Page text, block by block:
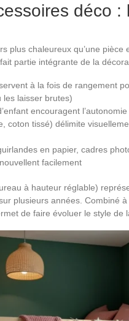
déco :
plus chaleureux qu’une pièce
partie intégrante de la
à la fois de rangement
laisser brutes)
encouragent
coton tissé) délimite
en papier, cadres
facilement
à hauteur réglable)
plusieurs années. Combiné
de faire évoluer le style de